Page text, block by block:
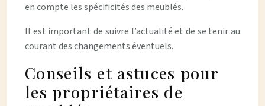
en compte les spécificités des meublés.
Il est important de suivre l’actualité et de se tenir au
courant des changements éventuels.
Conseils et astuces pour
les propriétaires de